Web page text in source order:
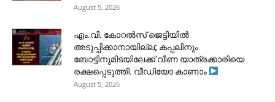
August 5, 2026
​എം.വി. കോറൽസ് ജെട്ടിയിൽ
അടുപ്പിക്കാനായില്ല; കപ്പലിനും
ബോട്ടിനുമിടയിലേക്ക് വീണ യാത്രക്കാരിയെ
രക്ഷപ്പെടുത്തി. വീഡിയോ കാണാം
August 5, 2026